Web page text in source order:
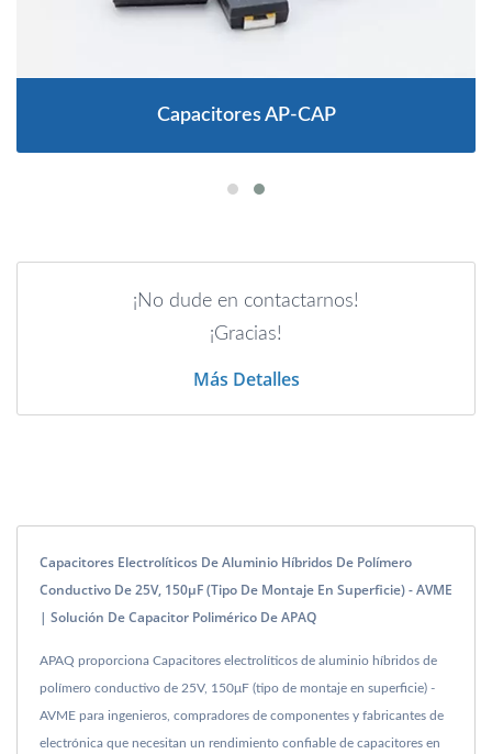
Capacitores AP-CAP
¡No dude en contactarnos!
¡Gracias!
Más Detalles
Capacitores Electrolíticos De Aluminio Híbridos De Polímero
Conductivo De 25V, 150μF (tipo De Montaje En Superficie) - AVME
| Solución De Capacitor Polimérico De APAQ
APAQ proporciona Capacitores electrolíticos de aluminio híbridos de
polímero conductivo de 25V, 150μF (tipo de montaje en superficie) -
AVME para ingenieros, compradores de componentes y fabricantes de
electrónica que necesitan un rendimiento confiable de capacitores en